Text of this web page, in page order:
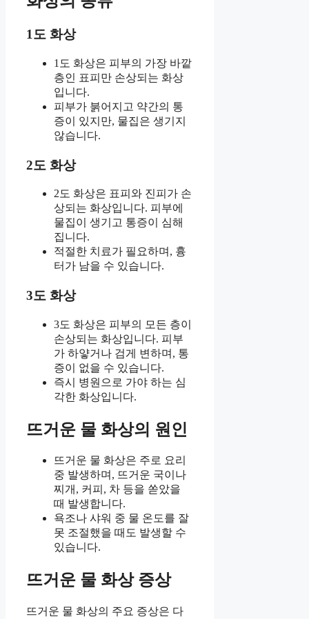
1도 화상
1도 화상은 피부의 가장 바깥
층인 표피만 손상되는 화상
입니다.
피부가 붉어지고 약간의 통
증이 있지만, 물집은 생기지
않습니다.
2도 화상
2도 화상은 표피와 진피가 손
상되는 화상입니다. 피부에
물집이 생기고 통증이 심해
집니다.
적절한 치료가 필요하며, 흉
터가 남을 수 있습니다.
3도 화상
3도 화상은 피부의 모든 층이
손상되는 화상입니다. 피부
가 하얗거나 검게 변하며, 통
증이 없을 수 있습니다.
즉시 병원으로 가야 하는 심
각한 화상입니다.
뜨거운 물 화상의 원인
뜨거운 물 화상은 주로 요리
중 발생하며, 뜨거운 국이나
찌개, 커피, 차 등을 쏟았을
때 발생합니다.
욕조나 샤워 중 물 온도를 잘
못 조절했을 때도 발생할 수
있습니다.
뜨거운 물 화상 증상
뜨거운 물 화상의 주요 증상은 다